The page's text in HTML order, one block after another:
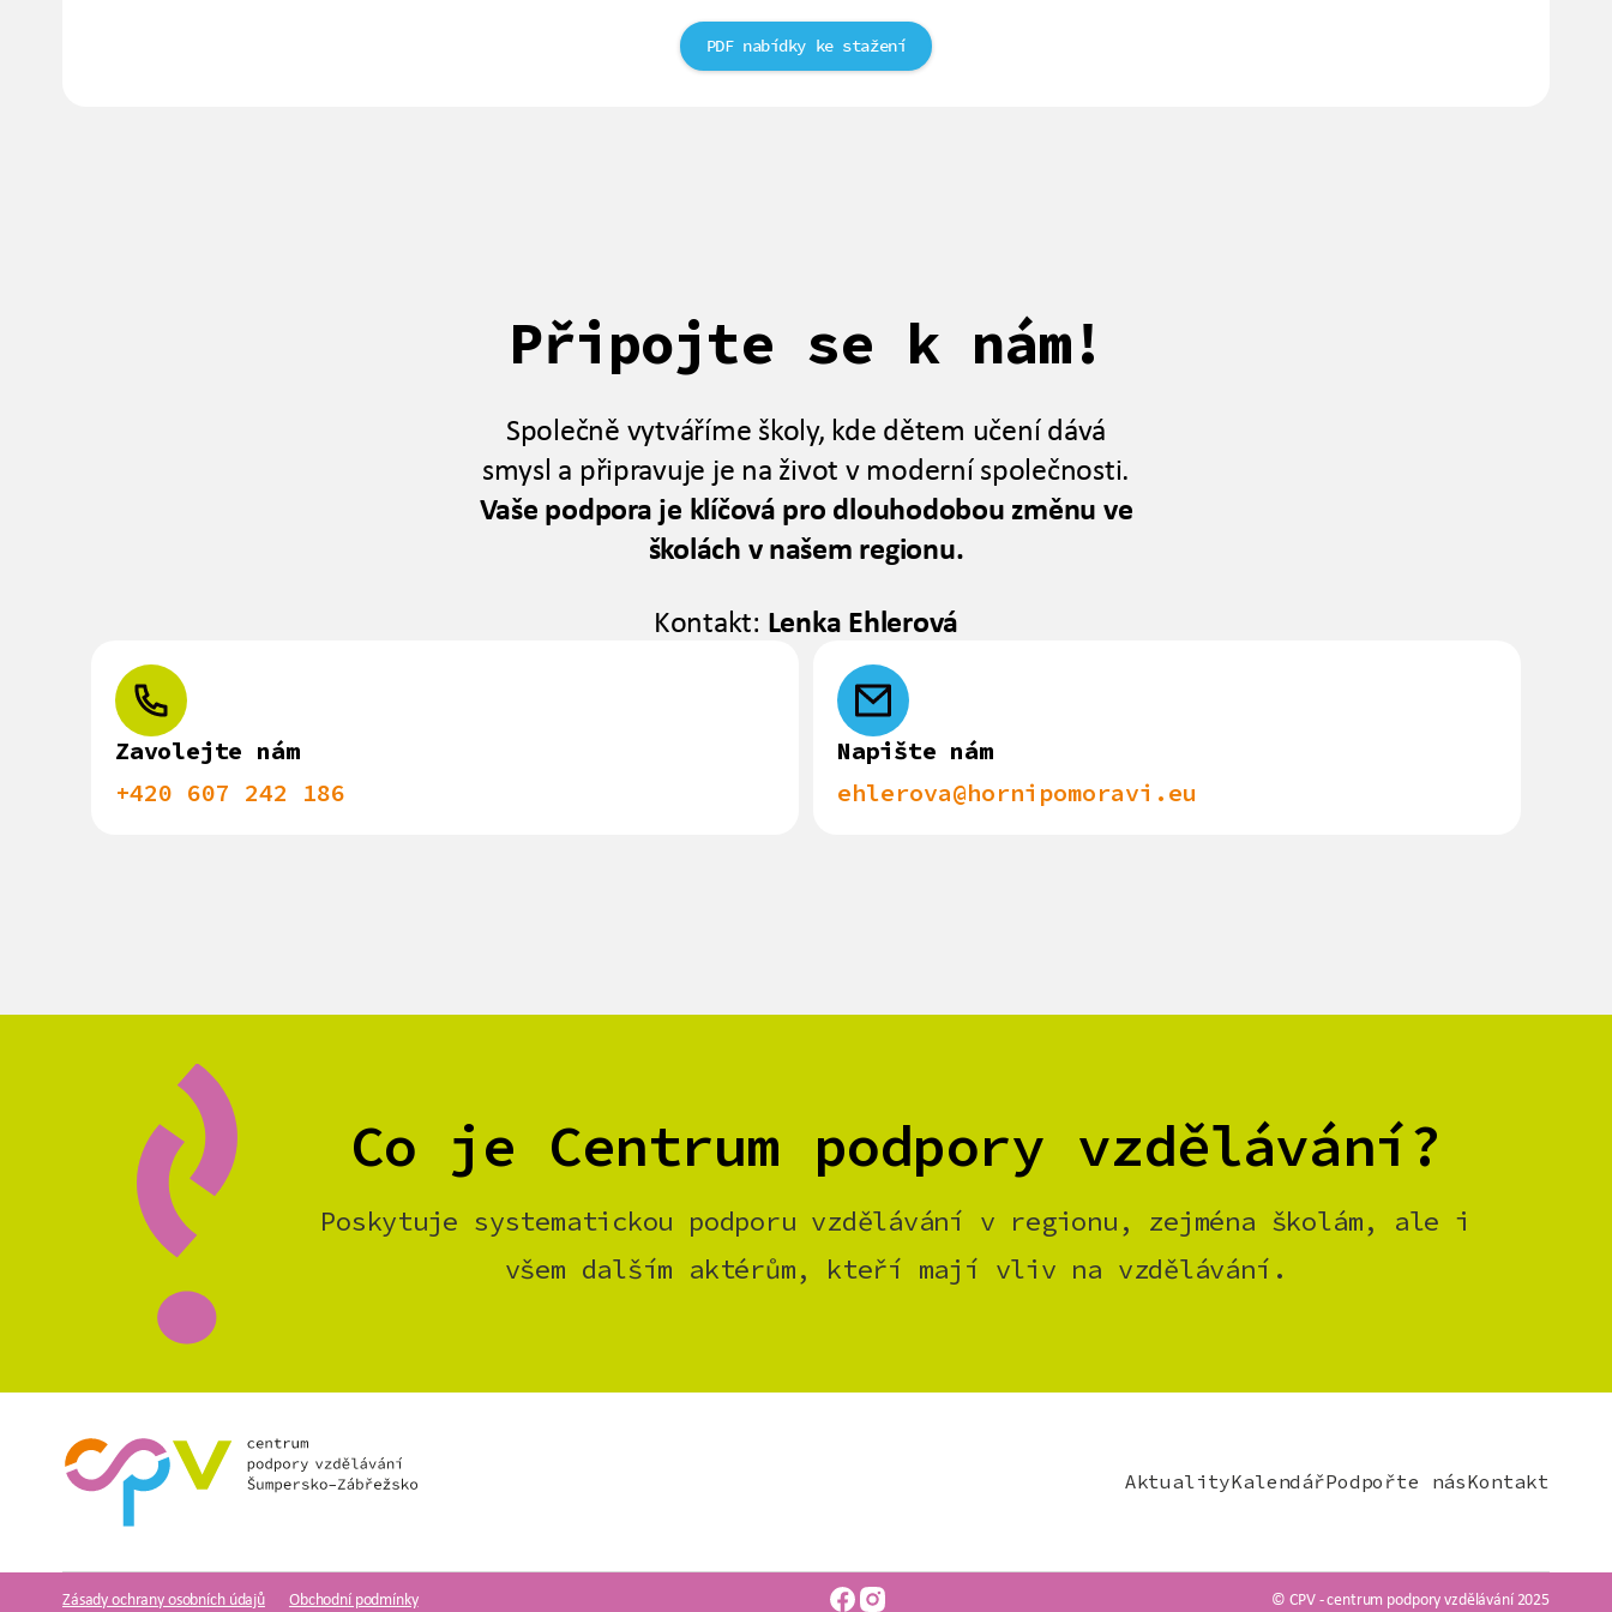
PDF nabídky ke stažení
Připojte se k nám!
Společně vytváříme školy, kde dětem učení dává
smysl a připravuje je na život v moderní společnosti.
Vaše podpora je klíčová pro dlouhodobou změnu ve
školách v našem regionu.
Kontakt: Lenka Ehlerová
Zavolejte nám
+420 607 242 186
Napište nám
ehlerova@hornipomoravi.eu
Co je Centrum podpory vzdělávání?
Poskytuje systematickou podporu vzdělávání v regionu, zejména školám, ale i
všem dalším aktérům, kteří mají vliv na vzdělávání.
AktualityKalendářPodpořte násKontakt
Zásady ochrany osobních údajů Obchodní podmínky © CPV - centrum podpory vzdělávání 2025